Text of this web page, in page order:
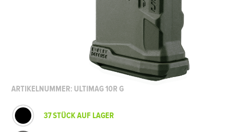
ARTIKELNUMMER: ULTIMAG 10R G
37 STÜCK AUF LAGER